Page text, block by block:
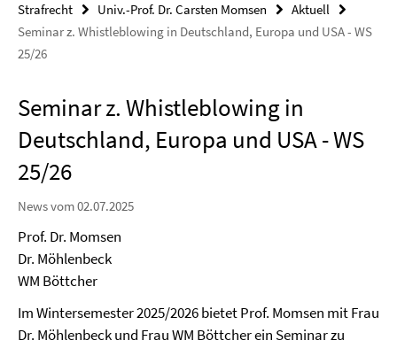
Strafrecht
Univ.-Prof. Dr. Carsten Momsen
Aktuell
Seminar z. Whistleblowing in Deutschland, Europa und USA - WS
25/26
Seminar z. Whistleblowing in
Deutschland, Europa und USA - WS
25/26
News vom 02.07.2025
Prof. Dr. Momsen
Dr. Möhlenbeck
WM Böttcher
Im Wintersemester 2025/2026 bietet Prof. Momsen mit Frau
Dr. Möhlenbeck und Frau WM Böttcher ein Seminar zu